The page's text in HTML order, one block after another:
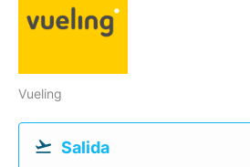
Vueling
Salida